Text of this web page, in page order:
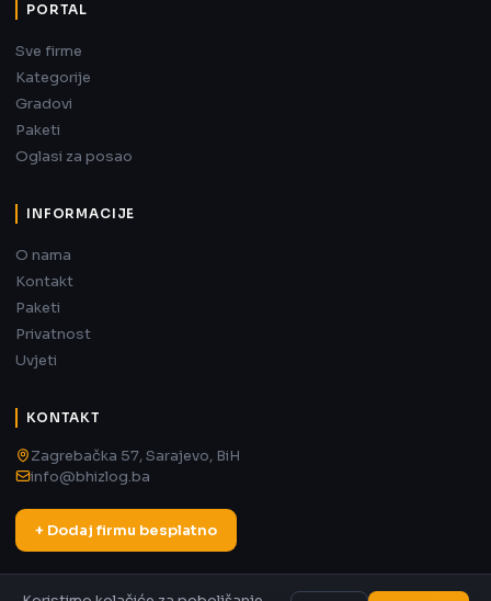
PORTAL
Sve firme
Kategorije
Gradovi
Paketi
Oglasi za posao
INFORMACIJE
O nama
Kontakt
Paketi
Privatnost
Uvjeti
KONTAKT
Zagrebačka 57, Sarajevo, BiH
info@bhizlog.ba
+ Dodaj firmu besplatno